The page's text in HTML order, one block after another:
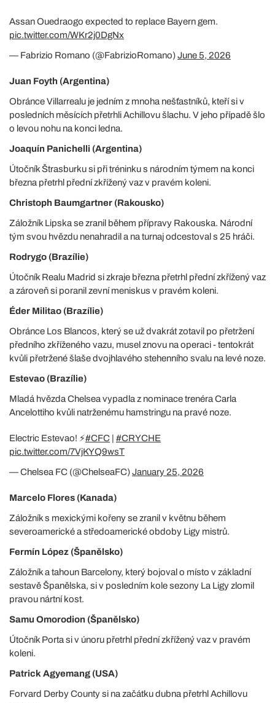
Assan Ouedraogo expected to replace Bayern gem.
pic.twitter.com/WKr2j0DgNx
— Fabrizio Romano (@FabrizioRomano)June 5, 2026
Juan Foyth (Argentina)
Obránce Villarrealu je jedním z mnoha nešťastníků, kteří si v
posledních měsících přetrhli Achillovu šlachu. V jeho případě šlo
o levou nohu na konci ledna.
Joaquín Panichelli (Argentina)
Útočník Štrasburku si při tréninku s národním týmem na konci
března přetrhl přední zkřížený vaz v pravém koleni.
Christoph Baumgartner (Rakousko)
Záložník Lipska se zranil během přípravy Rakouska. Národní
tým svou hvězdu nenahradil a na turnaj odcestoval s 25 hráči.
Rodrygo (Brazílie)
Útočník Realu Madrid si zkraje března přetrhl přední zkřížený vaz
a zároveň si poranil zevní meniskus v pravém koleni.
Éder Militao (Brazílie)
Obránce Los Blancos, který se už dvakrát zotavil po přetržení
předního zkříženého vazu, musel znovu na operaci - tentokrát
kvůli přetržené šlaše dvojhlavého stehenního svalu na levé noze.
Estevao (Brazílie)
Mladá hvězda Chelsea vypadla z nominace trenéra Carla
Ancelottiho kvůli natrženému hamstringu na pravé noze.
Electric Estevao! ⚡️#CFC
#CRYCHE
pic.twitter.com/7VjKYQ9wsT
— Chelsea FC (@ChelseaFC)January 25, 2026
Marcelo Flores (Kanada)
Záložník s mexickými kořeny se zranil v květnu během
severoamerické a středoamerické obdoby Ligy mistrů.
Fermín López (Španělsko)
Záložník a tahoun Barcelony, který bojoval o místo v základní
sestavě Španělska, si v posledním kole sezony La Ligy zlomil
pravou nártní kost.
Samu Omorodion (Španělsko)
Útočník Porta si v únoru přetrhl přední zkřížený vaz v pravém
koleni.
Patrick Agyemang (USA)
Forvard Derby County si na začátku dubna přetrhl Achillovu